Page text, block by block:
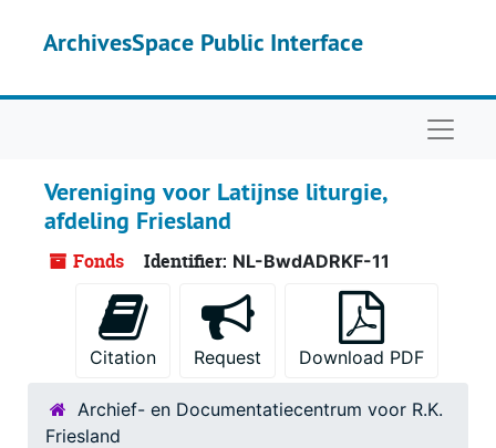
ArchivesSpace Public Interface
Vereniging voor Latijnse liturgie,
afdeling Friesland
Fonds Identifier: NL-BwdADRKF-11
Citation Request Download PDF
Archief- en Documentatiecentrum voor R.K.
Friesland